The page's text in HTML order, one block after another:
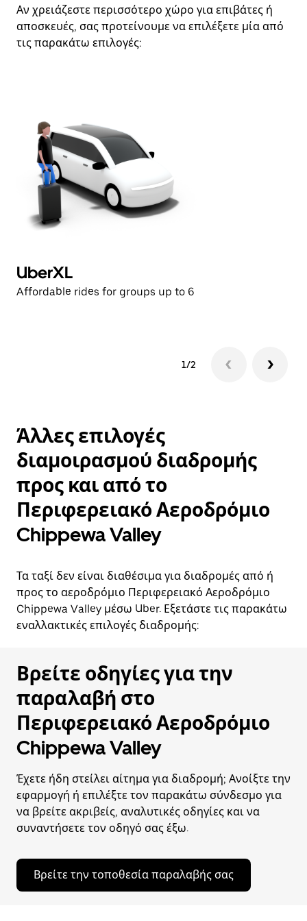
Αν χρειάζεστε περισσότερο χώρο για επιβάτες ή
αποσκευές, σας προτείνουμε να επιλέξετε μία από
τις παρακάτω επιλογές:
UberXL
Affordable rides for groups up to 6
1/2
Άλλες επιλογές
διαμοιρασμού διαδρομής
προς και από το
Περιφερειακό Αεροδρόμιο
Chippewa Valley
Τα ταξί δεν είναι διαθέσιμα για διαδρομές από ή
προς το αεροδρόμιο Περιφερειακό Αεροδρόμιο
Chippewa Valley μέσω Uber. Εξετάστε τις παρακάτω
εναλλακτικές επιλογές διαδρομής:
Βρείτε οδηγίες για την
παραλαβή στο
Περιφερειακό Αεροδρόμιο
Chippewa Valley
Έχετε ήδη στείλει αίτημα για διαδρομή; Ανοίξτε την
εφαρμογή ή επιλέξτε τον παρακάτω σύνδεσμο για
να βρείτε ακριβείς, αναλυτικές οδηγίες και να
συναντήσετε τον οδηγό σας έξω.
Βρείτε την τοποθεσία παραλαβής σας